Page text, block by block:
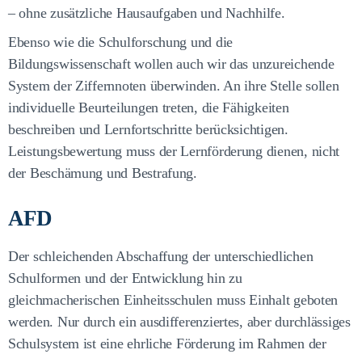
– ohne zusätzliche Hausaufgaben und Nachhilfe.
Ebenso wie die Schulforschung und die
Bildungswissenschaft wollen auch wir das unzureichende
System der Ziffernnoten überwinden. An ihre Stelle sollen
individuelle Beurteilungen treten, die Fähigkeiten
beschreiben und Lernfortschritte berücksichtigen.
Leistungsbewertung muss der Lernförderung dienen, nicht
der Beschämung und Bestrafung.
AFD
Der schleichenden Abschaffung der unterschiedlichen
Schulformen und der Entwicklung hin zu
gleichmacherischen Einheitsschulen muss Einhalt geboten
werden. Nur durch ein ausdifferenziertes, aber durchlässiges
Schulsystem ist eine ehrliche Förderung im Rahmen der